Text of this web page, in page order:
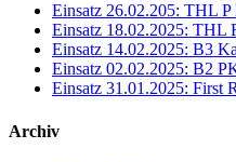
Einsatz 26.02.205: THL
Einsatz 18.02.2025: THL
Einsatz 14.02.2025: B3
Einsatz 02.02.2025: B2
Einsatz 31.01.2025: First
Archiv